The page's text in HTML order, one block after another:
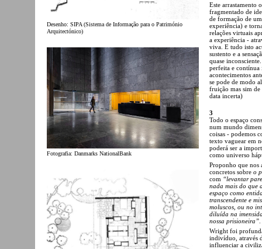
Desenho: SIPA (Sistema de Informação para o Património
Arquitectónico)
Fotografia: Danmarks NationalBank
Este arrastamento
fragmentado de
de formação de
experiência) e
relações virtuais
a experiência -
viva. E tudo isto
sustento e a
quase
perfeita e
acontecimentos
se pode de modo
fruição mas sim
data incerta)
3
Todo o espaço
num mundo
coisas - podemos
texto vaguear em
poderá ser a
como universo
Proponho que nos
concretos sobre o
com “levantar
nada mais do que
espaço como
transcendente e
moluscos, ou no
diluída na
nossa prisioneira”
Wright foi
indivíduo, através
influenciar a